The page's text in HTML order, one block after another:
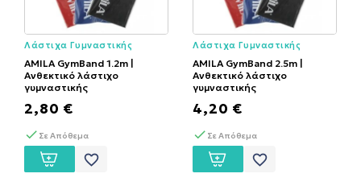
Λάστιχα Γυμναστικής
AMILA GymBand 1.2m |
Ανθεκτικό λάστιχο
γυμναστικής
2,80 €
Σε Απόθεμα
favorite_border
Λάστιχα Γυμναστικής
AMILA GymBand 2.5m |
Ανθεκτικό λάστιχο
γυμναστικής
4,20 €
Σε Απόθεμα
favorite_border